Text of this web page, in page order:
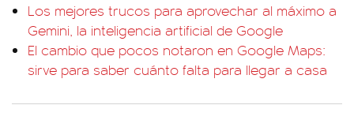
Los mejores trucos para aprovechar al máximo a
Gemini, la inteligencia artificial de Google
El cambio que pocos notaron en Google Maps:
sirve para saber cuánto falta para llegar a casa